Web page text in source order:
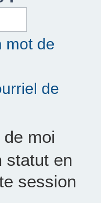
mot de
de
moi
statut en
session